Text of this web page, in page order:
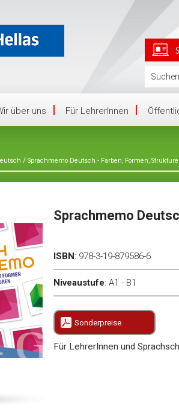
über uns Für LehrerInnen
/ Sprachmemo Deutsch - Farben, Formen,
Sprachmemo
ISBN: 978-3-19-879586-6
Niveaustufe:A1 - B1
Sonderpreise
Für LehrerInnen und